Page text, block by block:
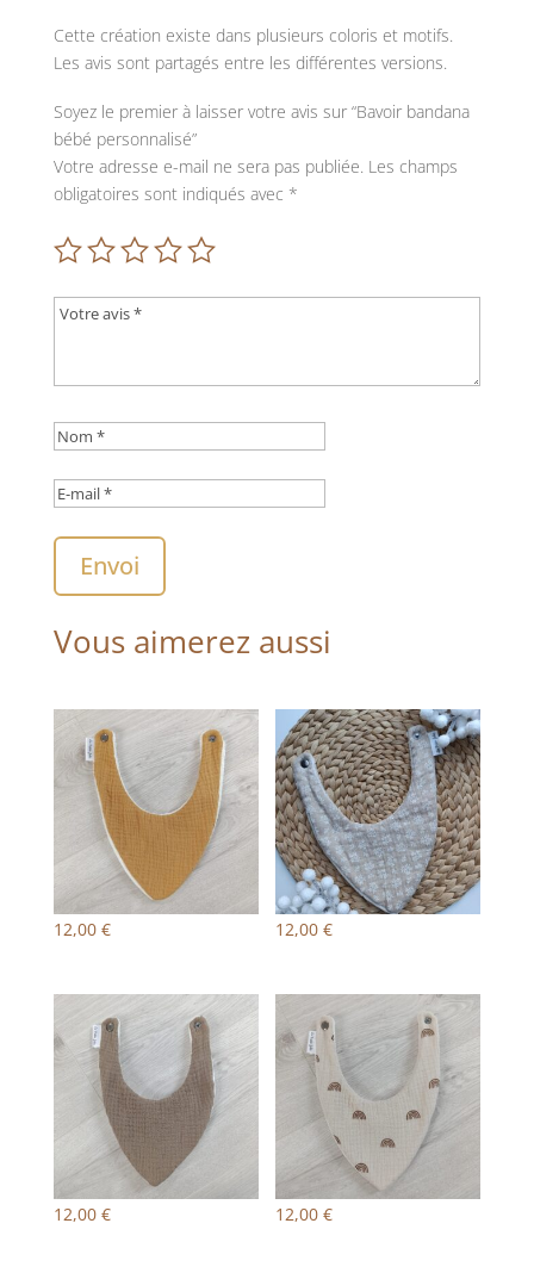
Cette création existe dans plusieurs coloris et motifs.
Les avis sont partagés entre les différentes versions.
Soyez le premier à laisser votre avis sur “Bavoir bandana
bébé personnalisé”
Votre adresse e-mail ne sera pas publiée. Les champs
obligatoires sont indiqués avec *
Envoi
Vous aimerez aussi
12,00 € 12,00€
12,00 € 12,00€